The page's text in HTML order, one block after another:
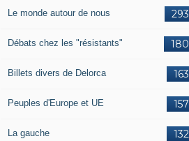
293
Le monde autour de nous
180
Débats chez les "résistants"
163
Billets divers de Delorca
157
Peuples d'Europe et UE
132
La gauche